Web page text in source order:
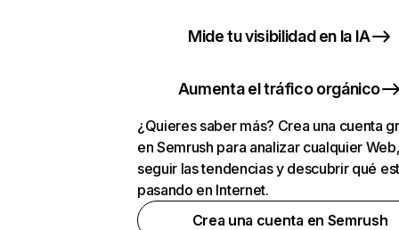
Mide tu visibilidad en la IA
Aumenta el tráfico orgánico
¿Quieres saber más? Crea una cuenta
en Semrush para analizar cualquier
seguir las tendencias y descubrir qué
pasando en Internet.
Crea una cuenta en Semrush